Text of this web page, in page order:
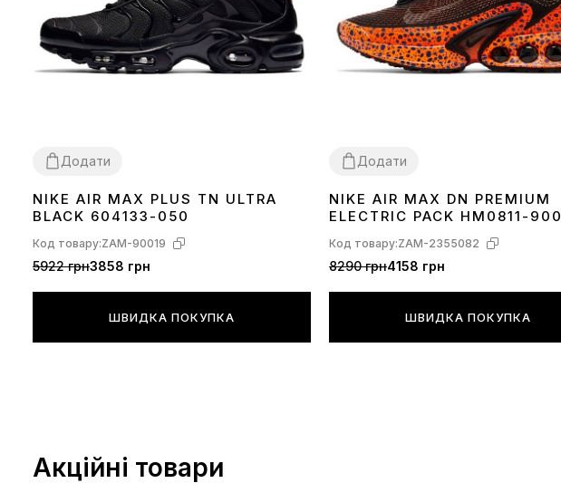
Додати
3637 38 39 404142 434445
NIKE AIR MAX PLUS TN ULTRA
BLACK 604133-050
Код товару:ZAM-90019
5922 грн3858 грн
ШВИДКА ПОКУПКА
Додати
3637 38 39 404142 434445
NIKE AIR MAX DN PREMIUM
ELECTRIC PACK HM0811-900
Код товару:ZAM-2355082
8290 грн4158 грн
ШВИДКА ПОКУПКА
Акційні товари